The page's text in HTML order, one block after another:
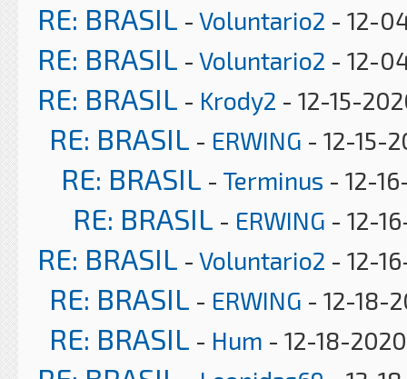
RE: BRASIL - Voluntario2 - 12-
RE: BRASIL - Voluntario2 - 12-
RE: BRASIL - Krody2 - 12-15-
RE: BRASIL - ERWING - 12-15-
RE: BRASIL - Terminus - 12-
RE: BRASIL - ERWING - 12-
RE: BRASIL - Voluntario2 - 12-
RE: BRASIL - ERWING - 12-18-
RE: BRASIL - Hum - 12-18-